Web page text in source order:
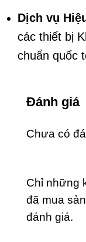
Dịch vụ
các thiết bị
chuẩn quốc
Đánh giá
Chưa có
Chỉ những
đã mua
đánh giá.